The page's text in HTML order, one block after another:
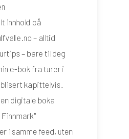
innhold på
– alltid
– bare til deg
e-bok fra turer i
kapittelvis.
digitale boka
i samme feed, uten